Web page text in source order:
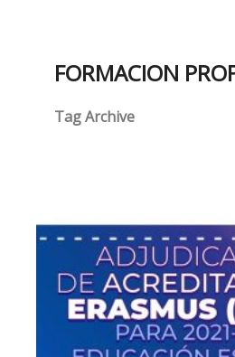
FORMACION
Tag Archive